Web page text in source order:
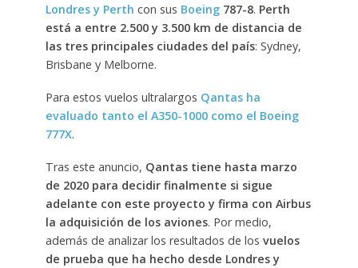
Londres y Perth con sus Boeing787-8. Perth
está a entre 2.500 y 3.500 km de distancia de
las tres principales ciudades del país: Sydney,
Brisbane y Melborne.
Para estos vuelos ultralargos Qantas ha
evaluado tanto el A350-1000 como el Boeing
777X.
Tras este anuncio, Qantas tiene hasta marzo
de 2020 para decidir finalmente si sigue
adelante con este proyecto y firma con Airbus
la adquisición de los aviones. Por medio,
además de analizar los resultados de los vuelos
de prueba que ha hecho desde Londres y